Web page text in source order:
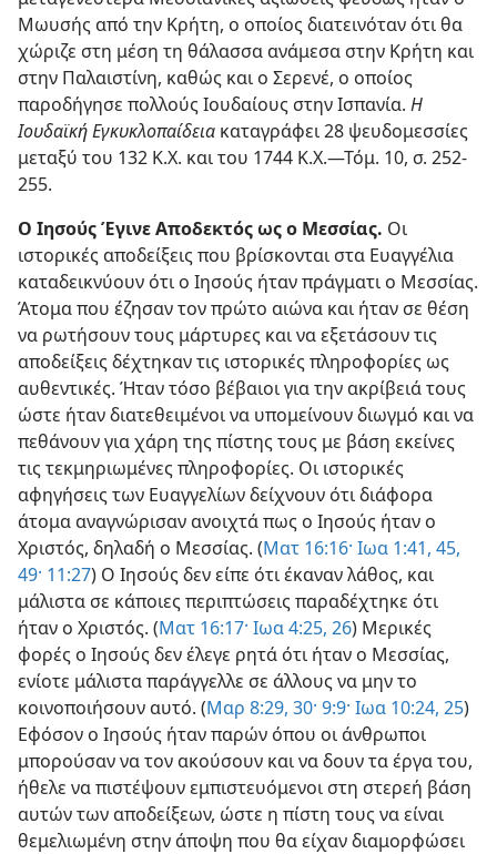
Μωυσής από την Κρήτη, ο οποίος διατεινόταν ότι θα
χώριζε στη μέση τη θάλασσα ανάμεσα στην Κρήτη και
στην Παλαιστίνη, καθώς και ο Σερενέ, ο οποίος
παροδήγησε πολλούς Ιουδαίους στην Ισπανία. Η
Ιουδαϊκή Εγκυκλοπαίδεια καταγράφει 28 ψευδομεσσίες
μεταξύ του 132 Κ.Χ. και του 1744 Κ.Χ.—Τόμ. 10, σ. 252-
255.
Ο Ιησούς Έγινε Αποδεκτός ως ο Μεσσίας. Οι
ιστορικές αποδείξεις που βρίσκονται στα Ευαγγέλια
καταδεικνύουν ότι ο Ιησούς ήταν πράγματι ο Μεσσίας.
Άτομα που έζησαν τον πρώτο αιώνα και ήταν σε θέση
να ρωτήσουν τους μάρτυρες και να εξετάσουν τις
αποδείξεις δέχτηκαν τις ιστορικές πληροφορίες ως
αυθεντικές. Ήταν τόσο βέβαιοι για την ακρίβειά τους
ώστε ήταν διατεθειμένοι να υπομείνουν διωγμό και να
πεθάνουν για χάρη της πίστης τους με βάση εκείνες
τις τεκμηριωμένες πληροφορίες. Οι ιστορικές
αφηγήσεις των Ευαγγελίων δείχνουν ότι διάφορα
άτομα αναγνώρισαν ανοιχτά πως ο Ιησούς ήταν ο
Χριστός, δηλαδή ο Μεσσίας. (Ματ 16:16· Ιωα 1:41, 45,
49· 11:27) Ο Ιησούς δεν είπε ότι έκαναν λάθος, και
μάλιστα σε κάποιες περιπτώσεις παραδέχτηκε ότι
ήταν ο Χριστός. (Ματ 16:17· Ιωα 4:25, 26) Μερικές
φορές ο Ιησούς δεν έλεγε ρητά ότι ήταν ο Μεσσίας,
ενίοτε μάλιστα παράγγελλε σε άλλους να μην το
κοινοποιήσουν αυτό. (Μαρ 8:29, 30· 9:9· Ιωα 10:24, 25)
Εφόσον ο Ιησούς ήταν παρών όπου οι άνθρωποι
μπορούσαν να τον ακούσουν και να δουν τα έργα του,
ήθελε να πιστέψουν εμπιστευόμενοι στη στερεή βάση
αυτών των αποδείξεων, ώστε η πίστη τους να είναι
θεμελιωμένη στην άποψη που θα είχαν διαμορφώσει